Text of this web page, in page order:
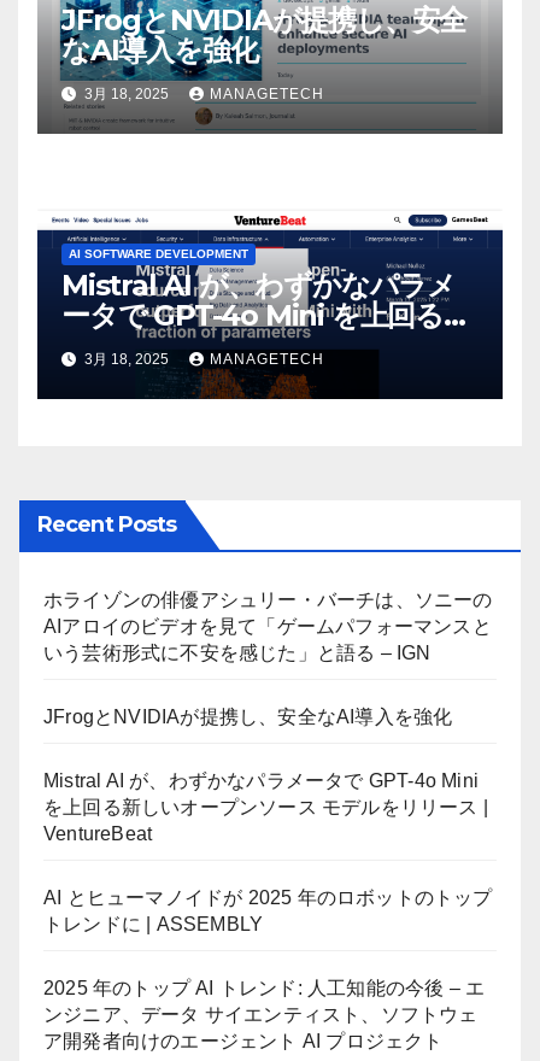
JFrogとNVIDIAが提携し、安全
なAI導入を強化
3月 18, 2025 MANAGETECH
AI SOFTWARE DEVELOPMENT
Mistral AI が、わずかなパラメ
ータで GPT-4o Mini を上回る新
しいオープンソース モデルをリ
リース | VentureBeat
3月 18, 2025 MANAGETECH
Recent Posts
ホライゾンの俳優アシュリー・バーチは、ソニーの
AIアロイのビデオを見て「ゲームパフォーマンスと
いう芸術形式に不安を感じた」と語る – IGN
JFrogとNVIDIAが提携し、安全なAI導入を強化
Mistral AI が、わずかなパラメータで GPT-4o Mini
を上回る新しいオープンソース モデルをリリース |
VentureBeat
AI とヒューマノイドが 2025 年のロボットのトップ
トレンドに | ASSEMBLY
2025 年のトップ AI トレンド: 人工知能の今後 – エ
ンジニア、データ サイエンティスト、ソフトウェ
ア開発者向けのエージェント AI プロジェクト